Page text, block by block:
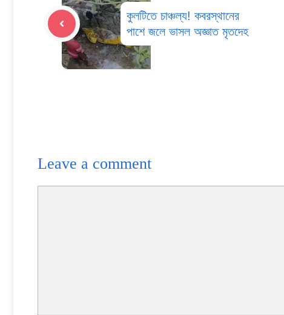
কুলটিতে চাঞ্চল্য! কবরস্থানের
পাশে জলে ভাসল অজ্ঞাত মৃতদেহ
Leave a comment